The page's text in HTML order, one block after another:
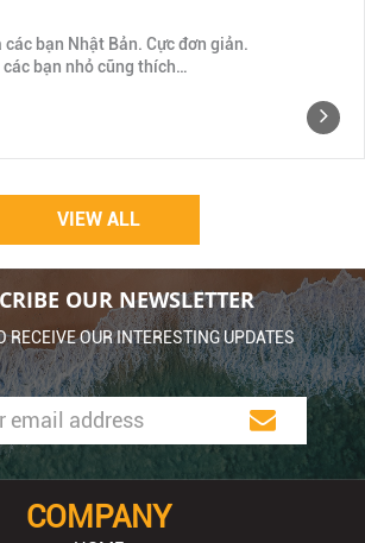
bạn Nhật Bản. Cực đơn giản.
bạn nhỏ cũng thích…
VIEW ALL
OUR NEWSLETTER
RECEIVE OUR INTERESTING UPDATES
COMPANY